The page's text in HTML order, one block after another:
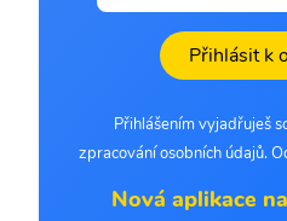
Přihlásit k
Přihlášením vyjadřuješ
zpracování osobních údajů.
Nová aplikace